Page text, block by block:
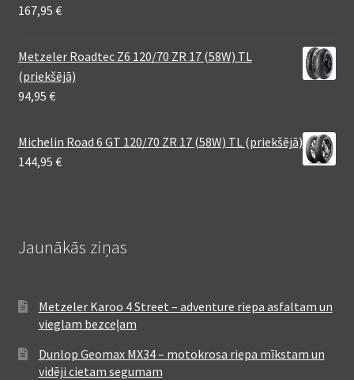
167,95 €
Metzeler Roadtec Z6 120/70 ZR 17 (58W) TL
(priekšējā)
94,95 €
Michelin Road 6 GT 120/70 ZR 17 (58W) TL (priekšējā)
144,95 €
Jaunākās ziņas
Metzeler Karoo 4 Street – adventure riepa asfaltam un
vieglam bezceļam
Dunlop Geomax MX34 – motokrosa riepa mīkstam un
vidēji cietam segumam